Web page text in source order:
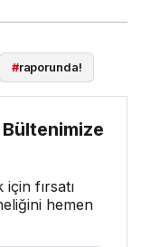
#raporunda!
fırsatı
hemen